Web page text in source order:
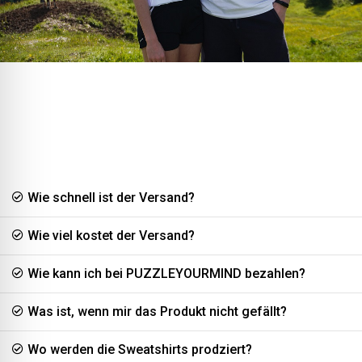
Rating: 5/5
Kuschelig weiches Sweatshirt
Ich hab mich für ein schlichtes Sweatshirt mit kleinem Aufdruck
Thu May 30 2024 11:52:37 GMT+0000 (Coordinated Universal Time)
Wie schnell ist der Versand?
Wie viel kostet der Versand?
Wie kann ich bei PUZZLEYOURMIND bezahlen?
Was ist, wenn mir das Produkt nicht gefällt?
Wo werden die Sweatshirts prodziert?